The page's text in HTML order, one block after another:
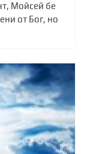
Мойсей бе
от Бог, но